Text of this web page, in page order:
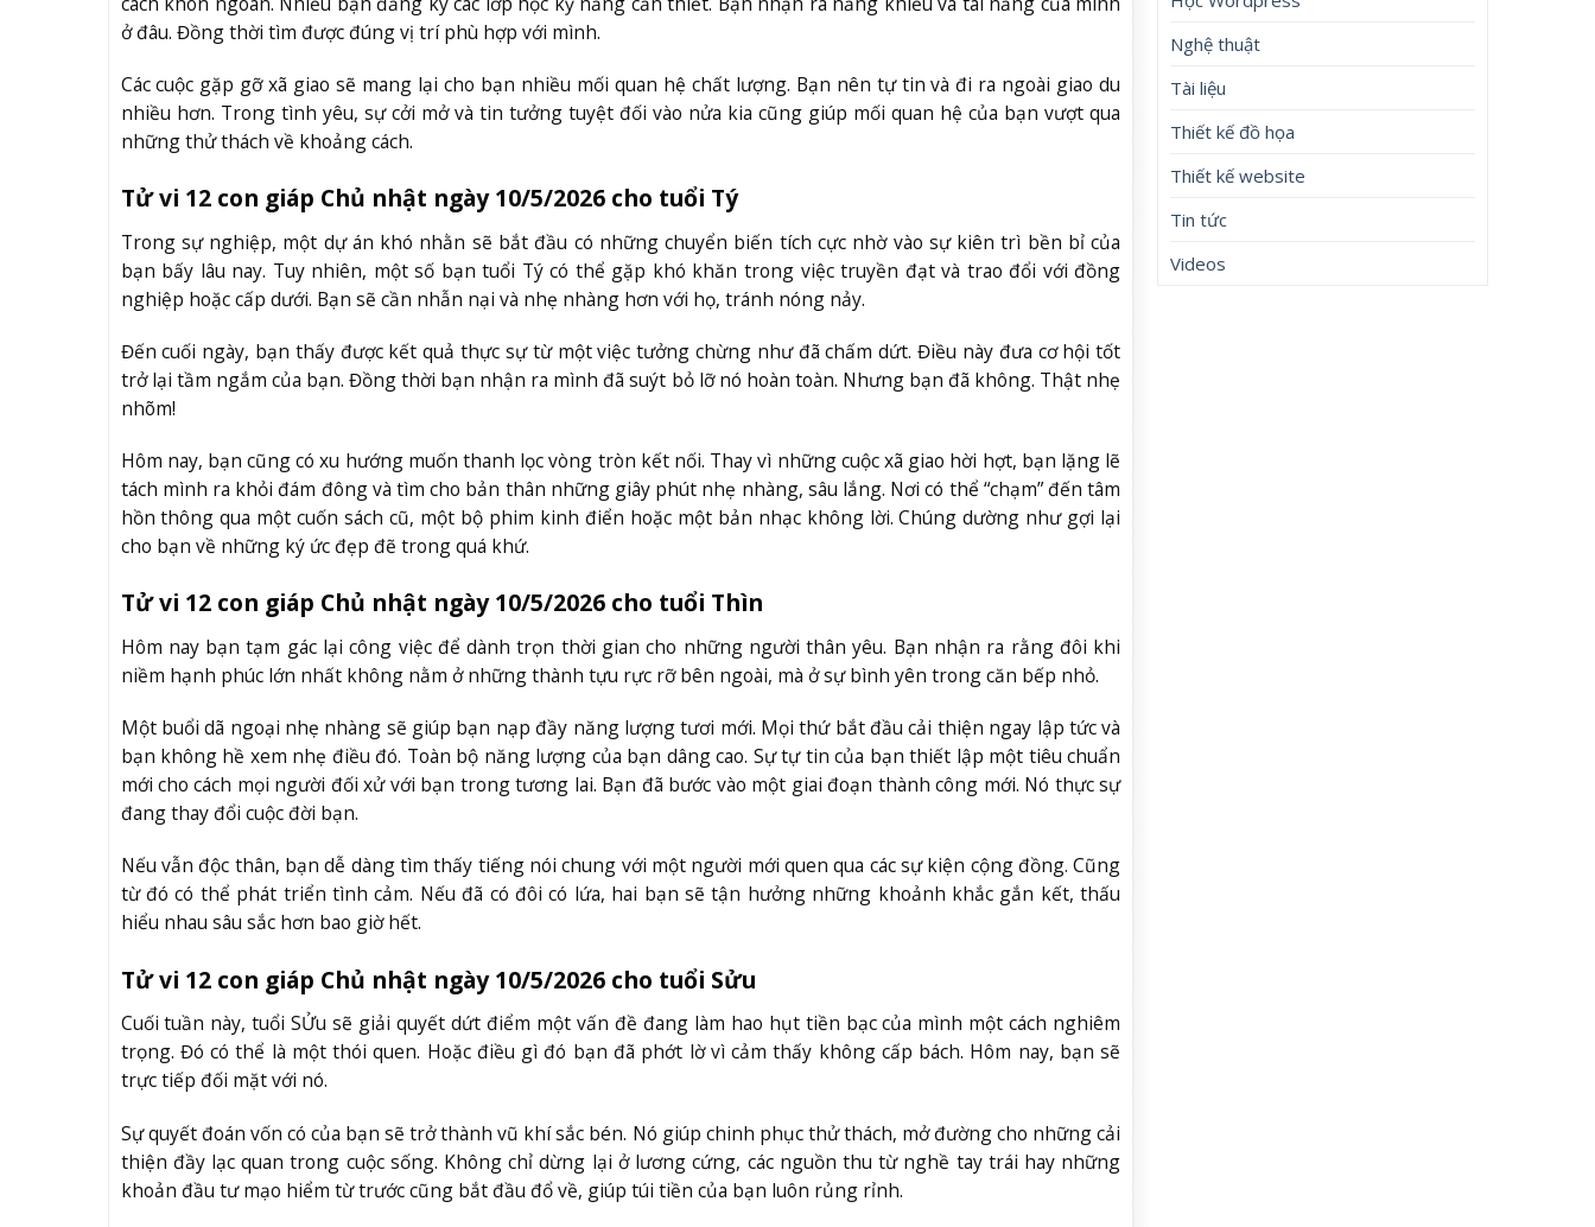
ở đâu. Đồng thời tìm được đúng vị trí phù hợp với mình.
Các cuộc gặp gỡ xã giao sẽ mang lại cho bạn nhiều mối quan hệ chất lượng. Bạn nên tự tin và đi ra ngoài giao du
nhiều hơn. Trong tình yêu, sự cởi mở và tin tưởng tuyệt đối vào nửa kia cũng giúp mối quan hệ của bạn vượt qua
những thử thách về khoảng cách.
Tử vi 12 con giáp Chủ nhật ngày 10/5/2026 cho tuổi Tý
Trong sự nghiệp, một dự án khó nhằn sẽ bắt đầu có những chuyển biến tích cực nhờ vào sự kiên trì bền bỉ của
bạn bấy lâu nay. Tuy nhiên, một số bạn tuổi Tý có thể gặp khó khăn trong việc truyền đạt và trao đổi với đồng
nghiệp hoặc cấp dưới. Bạn sẽ cần nhẫn nại và nhẹ nhàng hơn với họ, tránh nóng nảy.
Đến cuối ngày, bạn thấy được kết quả thực sự từ một việc tưởng chừng như đã chấm dứt. Điều này đưa cơ hội tốt
trở lại tầm ngắm của bạn. Đồng thời bạn nhận ra mình đã suýt bỏ lỡ nó hoàn toàn. Nhưng bạn đã không. Thật nhẹ
nhõm!
Hôm nay, bạn cũng có xu hướng muốn thanh lọc vòng tròn kết nối. Thay vì những cuộc xã giao hời hợt, bạn lặng lẽ
tách mình ra khỏi đám đông và tìm cho bản thân những giây phút nhẹ nhàng, sâu lắng. Nơi có thể “chạm” đến tâm
hồn thông qua một cuốn sách cũ, một bộ phim kinh điển hoặc một bản nhạc không lời. Chúng dường như gợi lại
cho bạn về những ký ức đẹp đẽ trong quá khứ.
Tử vi 12 con giáp Chủ nhật ngày 10/5/2026 cho tuổi Thìn
Hôm nay bạn tạm gác lại công việc để dành trọn thời gian cho những người thân yêu. Bạn nhận ra rằng đôi khi
niềm hạnh phúc lớn nhất không nằm ở những thành tựu rực rỡ bên ngoài, mà ở sự bình yên trong căn bếp nhỏ.
Một buổi dã ngoại nhẹ nhàng sẽ giúp bạn nạp đầy năng lượng tươi mới. Mọi thứ bắt đầu cải thiện ngay lập tức và
bạn không hề xem nhẹ điều đó. Toàn bộ năng lượng của bạn dâng cao. Sự tự tin của bạn thiết lập một tiêu chuẩn
mới cho cách mọi người đối xử với bạn trong tương lai. Bạn đã bước vào một giai đoạn thành công mới. Nó thực sự
đang thay đổi cuộc đời bạn.
Nếu vẫn độc thân, bạn dễ dàng tìm thấy tiếng nói chung với một người mới quen qua các sự kiện cộng đồng. Cũng
từ đó có thể phát triển tình cảm. Nếu đã có đôi có lứa, hai bạn sẽ tận hưởng những khoảnh khắc gắn kết, thấu
hiểu nhau sâu sắc hơn bao giờ hết.
Tử vi 12 con giáp Chủ nhật ngày 10/5/2026 cho tuổi Sửu
Cuối tuần này, tuổi SỬu sẽ giải quyết dứt điểm một vấn đề đang làm hao hụt tiền bạc của mình một cách nghiêm
trọng. Đó có thể là một thói quen. Hoặc điều gì đó bạn đã phớt lờ vì cảm thấy không cấp bách. Hôm nay, bạn sẽ
trực tiếp đối mặt với nó.
Sự quyết đoán vốn có của bạn sẽ trở thành vũ khí sắc bén. Nó giúp chinh phục thử thách, mở đường cho những cải
thiện đầy lạc quan trong cuộc sống. Không chỉ dừng lại ở lương cứng, các nguồn thu từ nghề tay trái hay những
khoản đầu tư mạo hiểm từ trước cũng bắt đầu đổ về, giúp túi tiền của bạn luôn rủng rỉnh.
Nghệ thuật
Tài liệu
Thiết kế đồ họa
Thiết kế website
Tin tức
Videos